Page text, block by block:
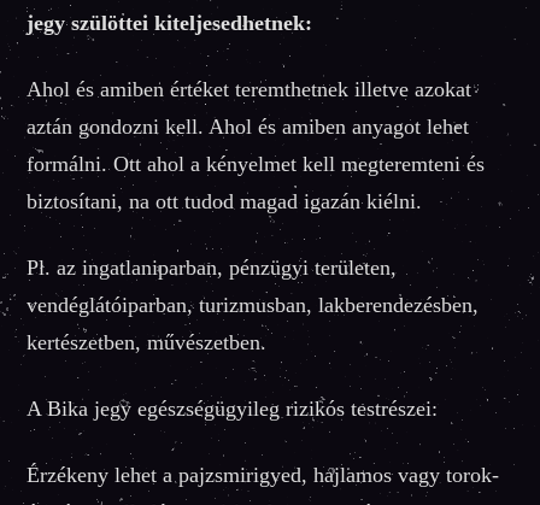
jegy szülöttei kiteljesedhetnek:
Ahol és amiben értéket teremthetnek illetve azokat
aztán gondozni kell. Ahol és amiben anyagot lehet
formálni. Ott ahol a kényelmet kell megteremteni és
biztosítani, na ott tudod magad igazán kiélni.
Pl. az ingatlaniparban, pénzügyi területen,
vendéglátóiparban, turizmusban, lakberendezésben,
kertészetben, művészetben.
A Bika jegy egészségügyileg rizikós testrészei:
Érzékeny lehet a pajzsmirigyed, hajlamos vagy torok-